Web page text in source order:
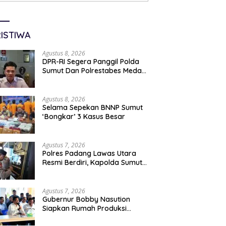
Agustus 8, 2026
DPR-RI Segera Panggil Polda
Sumut Dan Polrestabes Medan
Agustus 8, 2026
Selama Sepekan BNNP Sumut
‘Bongkar’ 3 Kasus Besar
Agustus 7, 2026
Polres Padang Lawas Utara
Resmi Berdiri, Kapolda Sumut
Agustus 7, 2026
Gubernur Bobby Nasution
Siapkan Rumah Produksi